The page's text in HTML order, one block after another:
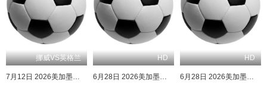
挪威VS英格兰
7月12日 2026美加墨世界杯四分之一决赛 挪威VS英格兰
HD
6月28日 2026美加墨世界杯小组赛 克罗地亚VS加纳
HD
6月28日 2026美加墨世界杯小组赛 哥伦比亚VS葡萄牙